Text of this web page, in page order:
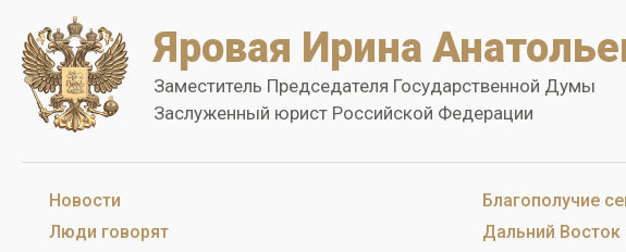
Яровая Ирина
Заместитель Председателя Государственной Думы
Заслуженный юрист Российской Федерации
Новости
Люди говорят
Благополучие
Дальний Восток